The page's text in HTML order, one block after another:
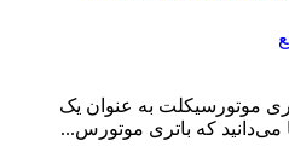
موتورسیکلت به عنوان یک
می‌دانید که باتری موتورس...